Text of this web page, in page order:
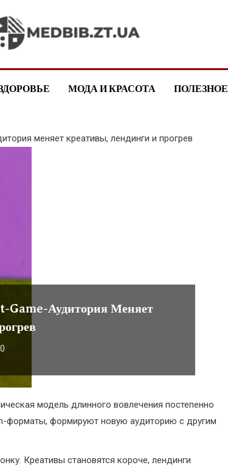
МОДА И КРАСОТА ПОЛЕЗНОЕ
меняет креативы, лендинги и прогрев
Game-Аудитория Меняет
0
модель длинного вовлечения постепенно
форматы, формируют новую аудиторию с другим
Креативы становятся короче, лендинги